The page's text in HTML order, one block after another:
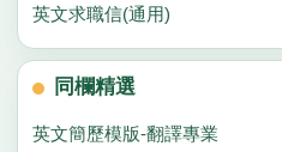
英文求職信(通用)
同欄精選
英文簡歷模版-翻譯專業